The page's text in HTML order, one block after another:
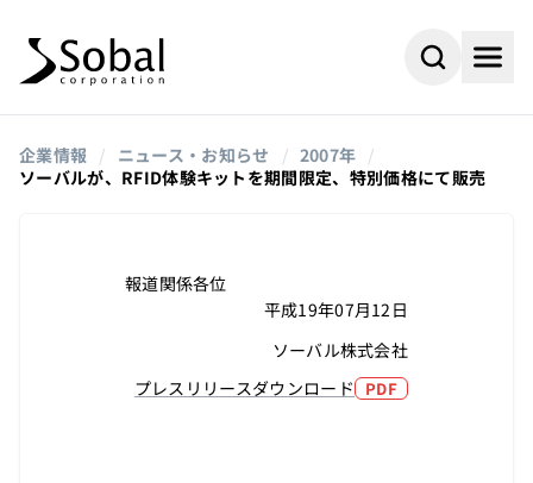
企業情報 / ニュース・お知らせ / 2007年 /
ソーバルが、RFID体験キットを期間限定、特別価格にて販売
報道関係各位
平成19年07月12日
ソーバル株式会社
プレスリリースダウンロード PDF